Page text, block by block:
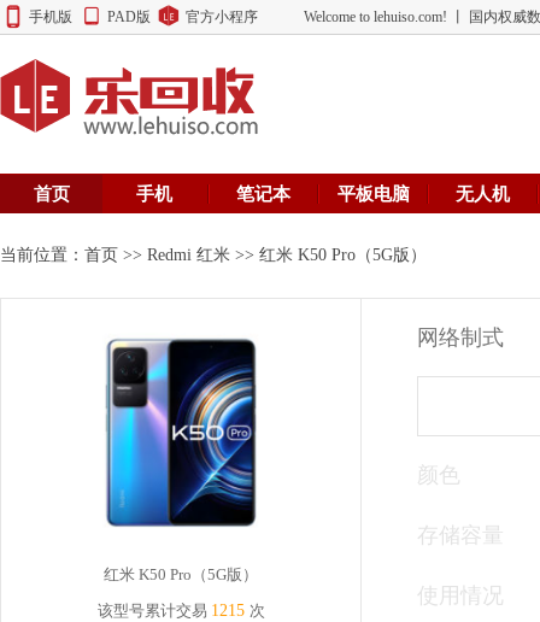
手机版 PAD版 官方小程序 Welcome to lehuiso.com! 丨 国内权威
首页 手机 笔记本 平板电脑 无人机
当前位置： 首页 >> Redmi 红米 >> 红米 K50 Pro（5G版）
红米 K50 Pro（5G版）
该型号累计交易 1215 次
网络制式
颜色
存储容量
使用情况